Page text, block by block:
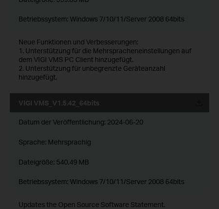
Betriebssystem: Windows 7/10/11/Server 2008 64bits
Neue Funktionen und Verbesserungen:
1. Unterstützung für die Mehrspracheneinstellungen auf
dem VIGI VMS PC Client hinzugefügt.
2. Unterstützung für unbegrenzte Geräteanzahl
hinzugefügt.
VIGI VMS_V1.5.42_64bits
Datum der Veröffentlichung: 2024-06-20
Sprache: Mehrsprachig
Dateigröße: 540.49 MB
Betriebssystem: Windows 7/10/11/Server 2008 64bits
Updates the Open Source Software Statement.